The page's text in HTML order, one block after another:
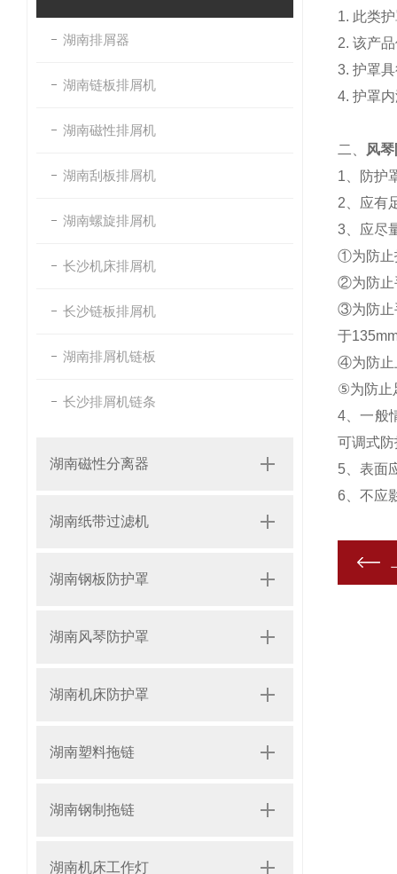
湖南排屑器
湖南链板排屑机
湖南磁性排屑机
湖南刮板排屑机
湖南螺旋排屑机
长沙机床排屑机
长沙链板排屑机
湖南排屑机链板
长沙排屑机链条
湖南磁性分离器
湖南纸带过滤机
湖南钢板防护罩
湖南风琴防护罩
湖南机床防护罩
湖南塑料拖链
湖南钢制拖链
湖南机床工作灯
1. 此类
2. 该产
3. 护罩
4. 护罩
二、
风
1、防护
2、应有
3、应尽
①为防止
②为防止
③为防止
于
④为防止
⑤为防止
4、一般
可调式
5、表面
6、不应